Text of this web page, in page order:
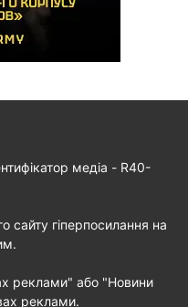
медіа - R40-
сайту гіперпосилання на
реклами" або "Новини
реклами.